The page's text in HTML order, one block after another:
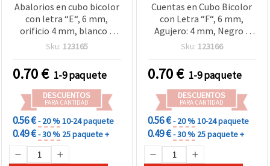
Abalorios en cubo bicolor
con letra “E“, 6 mm,
orificio 4 mm, blanco y
negro - 20 g (aprox. 95
Sku: 123165
0.70€ 1-9 paquete
DESCUENTOS
PARA CANTIDAD
0.56 €- 20 %10-24 paquete
0.49 €- 30 % 25 paquete +
Cuentas en Cubo Bicolor
con Letra “F“, 6 mm,
Agujero: 4 mm, Negro y
Blanco, 20 g (~95 uds)
Sku: 123166
0.70€ 1-9 paquete
DESCUENTOS
PARA CANTIDAD
0.56 €- 20 %10-24 paquete
0.49 €- 30 % 25 paquete +